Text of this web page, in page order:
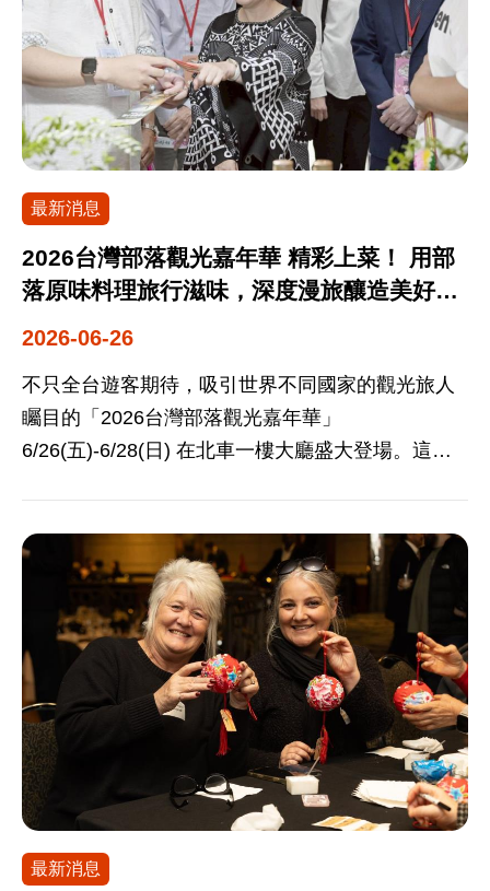
訪台中、台北等地景點，透過業者返日包裝台灣新
旅遊產品，吸引日本旅客一來再來。 野柳地質公園
是北台灣重要國際景點，為國際旅客必訪熱點，
「野柳石光夜訪女王」品牌自2018年起推動，現為
觀光署臺灣觀光雙年曆國際級活動，限時限量開放
力結合光影效果，營造野柳夏日夜間光環境氛圍，
去年活動榮獲「2026德國設計獎」傑出傳播設計/活
動類優勝獎、「2025美國泰坦創新設計獎」活動創
岸的地質特色、藝術、宗教文化、溫泉美食及在地
伴手禮等觀光旅遊產業，共創在地夜經濟，增加觀
光產值。參加活動的友成小姐表示「這是我第一次
來到野柳地質公園，白天和晚上景色完全不同，尤
麗動人！下次我一定會再帶家人來台灣體驗遊
玩！」，顯見台灣仍是深受日本旅客喜愛的旅遊目
的地之一。 交通部觀光署有鑑於燃油附加費高漲，
以及國際衝突所帶來的不安情緒，使得近期海外旅
遊環境面臨嚴峻挑戰，陸續祭出高鐵買一送一優惠
活動與日本旅行社合作販售台灣旅遊產品等促銷措
施，並邀請日本國民男神妻夫木聰擔任台灣觀光代
言人，向日本民眾推薦台灣必訪遊玩景點，持續推
出各式促銷宣傳活動，將台灣魅力景點與多元友善
面貌推廣給日本朋友，期盼更多日本旅客訪台觀
光。
包容、社會安全與旅遊環境友善的高度肯定。
GMTI為全球最具代表性的穆斯林旅遊環境評比，穆
斯林旅遊市場為全球成長最快速的旅遊市場之一，
也是各國積極爭取的重要客源。龐大商機已為世界
各國爭取之重要客源，交通部觀光署長期整合穆斯
在本次評比中，於「宗教信仰限制」獲得100%滿
分、「交通基礎建設」達98%、「穆斯林基礎公共
設施」獲97%，成績斐然，充分展現台灣多元文化
效。 為奠定穩固的接待根基，觀光署持續積極輔導
產業、優化環境。截至115年5月30日止，全臺已有
351間穆斯林友善餐旅，以及271處國家風景區、主
要景點、交通樞紐與機關商家設有祈禱室及淨下設
築出便利舒適的穆斯林旅遊生態圈。 穆斯林人口旅
遊商機無窮，觀光署鎖定馬來西亞與印尼兩大東南
亞穆斯林核心市場推出精準行銷計畫，積極爭取觀
光商機：今(115)年針對馬來西亞穆斯林，推出「行
攝（邊走邊拍）」主題，邀請專業穆斯林攝影師及
名人聚焦臺灣都會打卡景點；並邀請知名藝人帶子
女來臺拍攝親子綜藝節目，透過親身體驗吸引家庭
與自由行旅客。同時，深化與馬來西亞伊斯蘭旅遊
中心（ITC）及旅遊公協會（MATTA）之組織合
展、國際伊斯蘭博覽會（IIE）等大型活動；緊密連
最新消息
2026台灣部落觀光嘉年華 精彩上菜！ 用部
落原味料理旅行滋味，深度漫旅釀造美好感
2026-06-26
不只全台遊客期待，吸引世界不同國家的觀光旅人
矚目的「2026台灣部落觀光嘉年華」
6/26(五)-6/28(日) 在北車一樓大廳盛大登場。這場
部、農業部5大中央部會連續舉辦13年，今年以「原
味漫旅」為年度主題，把部落餐桌搬進台北車站展
演舞台上，從特色料理、工藝美學、樂舞慶典等活
動，全方位沉浸式體驗部落旅程的美好喜悅，同時
向全世界推廣台灣限定的部落文化。 「2026台灣部
落觀光嘉年華」於6月26日上午10:30舉辦開幕儀
式，由蘭嶼雅美族小飛魚文化展演隊「海洋之子」
樂舞演出引領開場，小朋友純真又魅力十足的演出
立即炒熱氣氛，活動邀請到駐台北印尼經濟貿易代
在台協會台北辦事處梁凱雯副處長、印度台北協會
最新消息